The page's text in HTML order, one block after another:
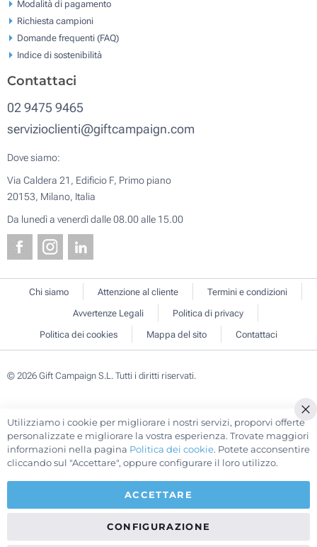
Modalità di pagamento
Richiesta campioni
Domande frequenti (FAQ)
Indice di sostenibilità
Contattaci
02 9475 9465
servizioclienti@giftcampaign.com
Dove siamo:
Via Caldera 21, Edificio F, Primo piano
20153, Milano, Italia
Da lunedì a venerdì dalle 08.00 alle 15.00
Chi siamo Attenzione al cliente
Termini e condizioni
Avvertenze Legali
Politica di privacy
Politica dei cookies
Mappa del sito Contattaci
© 2026 Gift Campaign S.L. Tutti i diritti riservati.
Utilizziamo i cookie per migliorare i nostri servizi, proporvi offerte
personalizzate e migliorare la vostra esperienza. Trovate maggiori
informazioni nella pagina Politica dei cookie. Potete acconsentire
cliccando sul "Accettare", oppure configurare il loro utilizzo.
ACCETTARE
CONFIGURAZIONE